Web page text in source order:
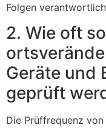
Folgen
2. Wie oft
Geräte und
geprüft
Die Prüffrequenz